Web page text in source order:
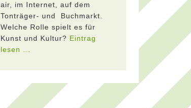
air, im Internet, auf dem
Tonträger- und Buchmarkt.
Welche Rolle spielt es für
Kunst und Kultur? Eintrag
lesen ...